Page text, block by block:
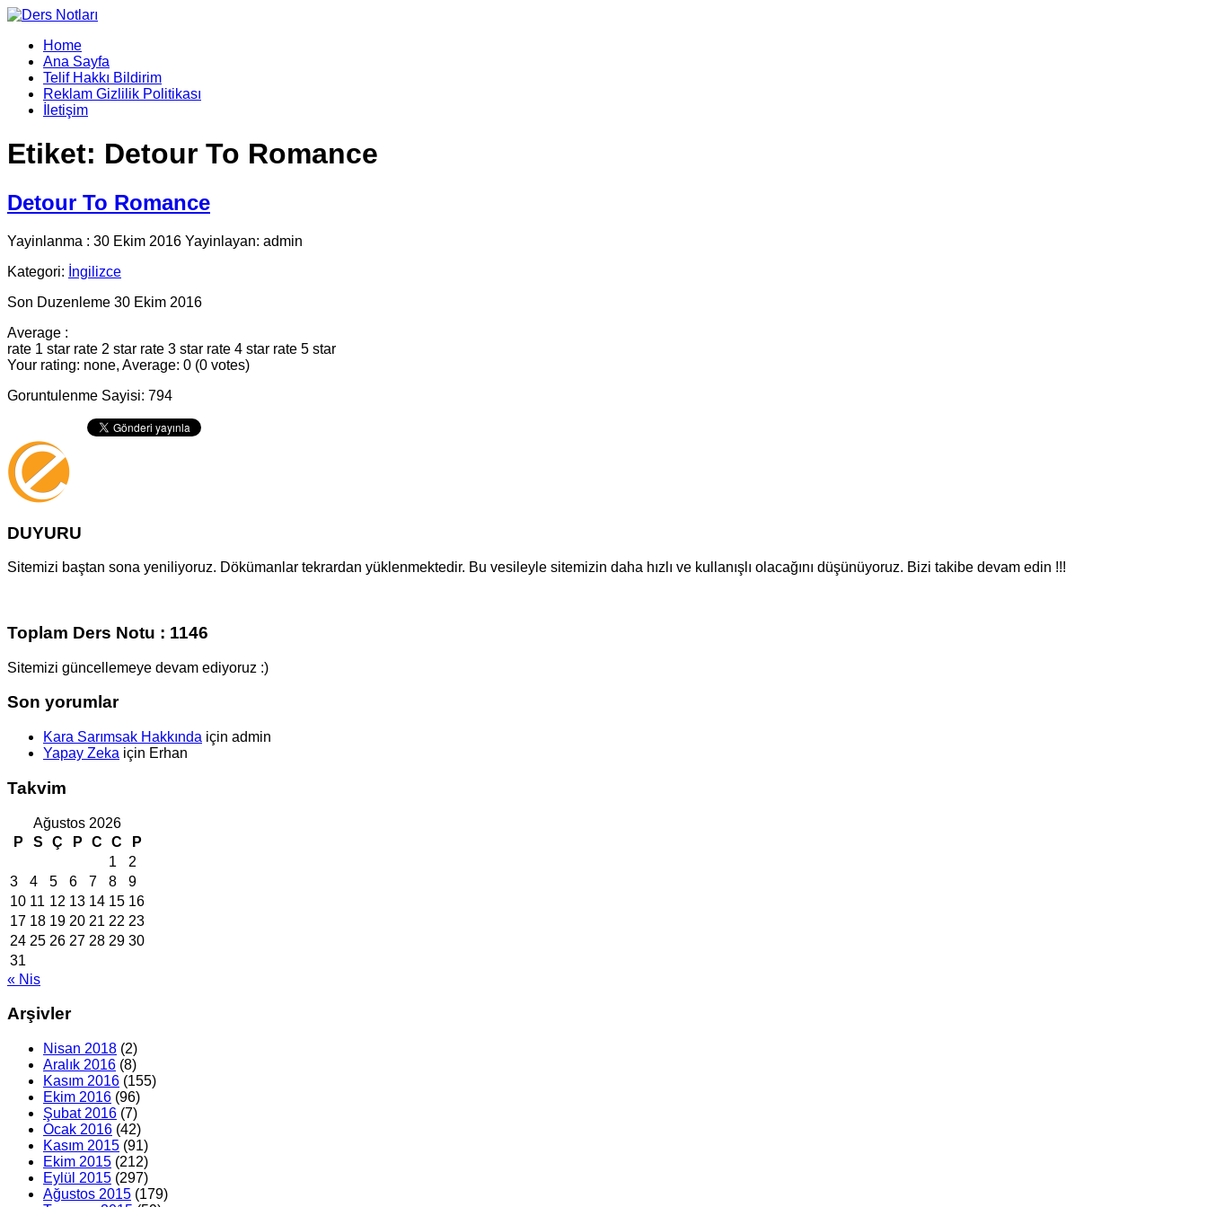
Home
Ana Sayfa
Telif Hakkı Bildirim
Reklam Gizlilik Politikası
İletişim
Etiket: Detour To Romance
Detour To Romance
Yayinlanma : 30 Ekim 2016 Yayinlayan: admin
Kategori: İngilizce
Son Duzenleme 30 Ekim 2016
Average :
rate 1 star rate 2 star rate 3 star rate 4 star rate 5 star
Your rating: none, Average: 0 (0 votes)
Goruntulenme Sayisi: 794
DUYURU
Sitemizi baştan sona yeniliyoruz. Dökümanlar tekrardan yüklenmektedir. Bu vesileyle sitemizin daha hızlı ve kullanışlı olacağını düşünüyoruz. Bizi takibe devam edin !!!
Toplam Ders Notu : 1146
Sitemizi güncellemeye devam ediyoruz :)
Son yorumlar
Kara Sarımsak Hakkında için admin
Yapay Zeka için Erhan
Takvim
Ağustos 2026
P
S Ç P C C
P
1
2
3
4 5 6 7 8
9
10 11 12 13 14 15 16
17 18 19 20 21 22 23
24 25 26 27 28 29 30
31
« Nis
Arşivler
Nisan 2018 (2)
Aralık 2016 (8)
Kasım 2016 (155)
Ekim 2016 (96)
Şubat 2016 (7)
Ocak 2016 (42)
Kasım 2015 (91)
Ekim 2015 (212)
Eylül 2015 (297)
Ağustos 2015 (179)